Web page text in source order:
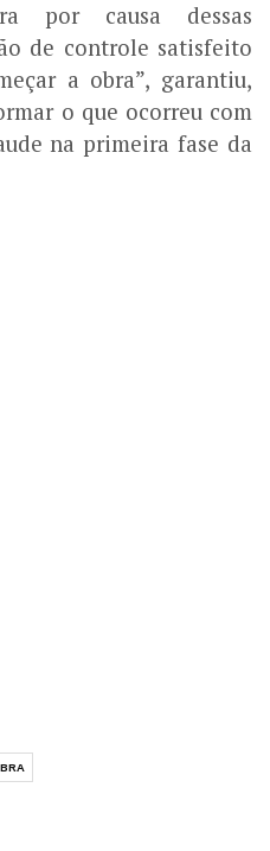
por causa dessas
de controle satisfeito
a obra”, garantiu,
o que ocorreu com
na primeira fase da